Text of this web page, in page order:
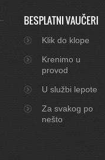
BESPLATNI VAUČERI
Klik do klope
Krenimo u
provod
U službi lepote
Za svakog po
nešto